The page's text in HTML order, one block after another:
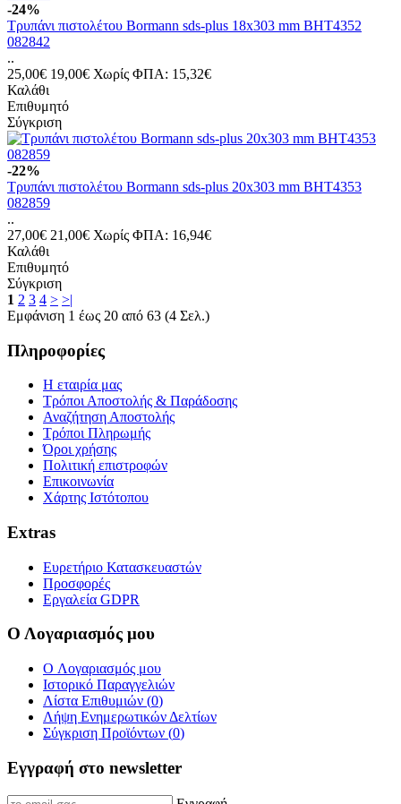
-24%
Τρυπάνι πιστολέτου Bormann sds-plus 18x303 mm BHT4352
082842
..
25,00€ 19,00€ Χωρίς ΦΠΑ: 15,32€
Καλάθι
Επιθυμητό
Σύγκριση
-22%
Τρυπάνι πιστολέτου Bormann sds-plus 20x303 mm BHT4353
082859
..
27,00€ 21,00€ Χωρίς ΦΠΑ: 16,94€
Καλάθι
Επιθυμητό
Σύγκριση
1 2 3 4 > >|
Εμφάνιση 1 έως 20 από 63 (4 Σελ.)
Πληροφορίες
Η εταιρία μας
Τρόποι Αποστολής & Παράδοσης
Αναζήτηση Αποστολής
Τρόποι Πληρωμής
Όροι χρήσης
Πολιτική επιστροφών
Επικοινωνία
Χάρτης Ιστότοπου
Extras
Ευρετήριο Κατασκευαστών
Προσφορές
Εργαλεία GDPR
Ο Λογαριασμός μου
O Λογαριασμός μου
Ιστορικό Παραγγελιών
Λίστα Επιθυμιών (0)
Λήψη Ενημερωτικών Δελτίων
Σύγκριση Προϊόντων (0)
Εγγραφή στο newsletter